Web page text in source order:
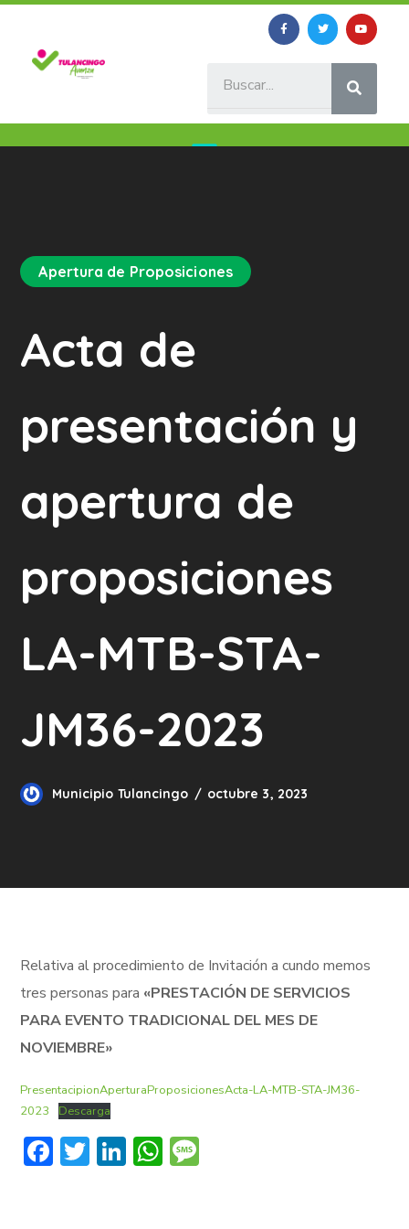
Apertura de Proposiciones
Acta de
presentación y
apertura de
proposiciones
LA-MTB-STA-
JM36-2023
Municipio Tulancingo octubre 3, 2023
Relativa al procedimiento de Invitación a cundo memos
tres personas para «PRESTACIÓN DE SERVICIOS
PARA EVENTO TRADICIONAL DEL MES DE
NOVIEMBRE»
PresentacipionAperturaProposicionesActa-LA-MTB-STA-JM36-
2023
Descarga
Facebook
Twitter
LinkedIn
WhatsApp